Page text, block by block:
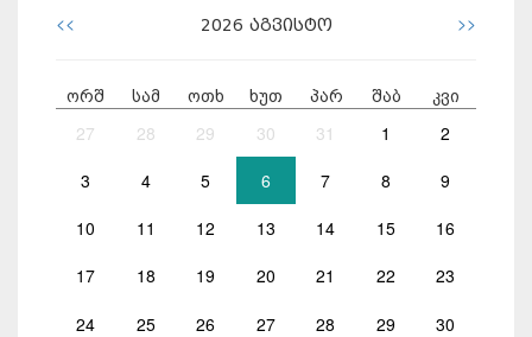
<< 2026 აგვისტო >>
ორშ სამ ოთხ ხუთ პარ შაბ კვი
27 28 29 30 31 1 2
3 4 5 6 7 8 9
10 11 12 13 14 15 16
17 18 19 20 21 22 23
24 25 26 27 28 29 30